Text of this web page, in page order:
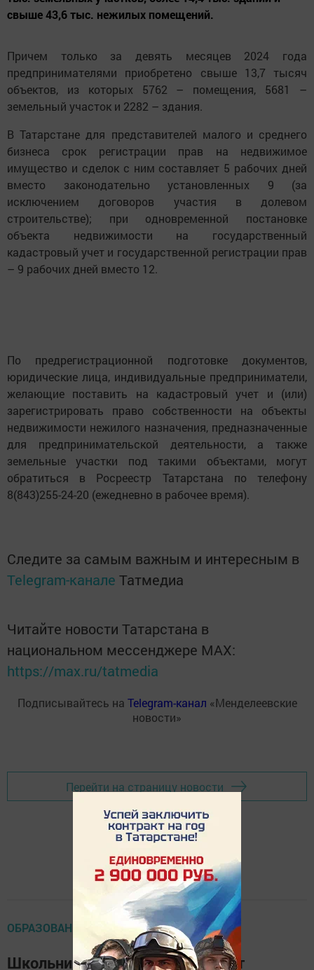
свыше 43,6 тыс. нежилых помещений.
Причем только за девять месяцев 2024 года
предпринимателями приобретено свыше 13,7 тысяч
объектов, из которых 5762 – помещения, 5681 –
земельный участок и 2282 – здания.
В Татарстане для представителей малого и среднего
бизнеса срок регистрации прав на недвижимое
имущество и сделок с ним составляет 5 рабочих дней
вместо законодательно установленных 9 (за
исключением договоров участия в долевом
строительстве); при одновременной постановке
объекта недвижимости на государственный
кадастровый учет и государственной регистрации прав
– 9 рабочих дней вместо 12.
По предрегистрационной подготовке документов,
юридические лица, индивидуальные предприниматели,
желающие поставить на кадастровый учет и (или)
зарегистрировать право собственности на объекты
недвижимости нежилого назначения, предназначенные
для предпринимательской деятельности, а также
земельные участки под такими объектами, могут
обратиться в Росреестр Татарстана по телефону
8(843)255-24-20 (ежедневно в рабочее время).
Следите за самым важным и интересным в
Telegram-канале Татмедиа
Читайте новости Татарстана в
национальном мессенджере MАХ:
https://max.ru/tatmedia
Подписывайтесь на Telegram-канал «Менделеевские
новости»
Перейти на страницу новости
ОБРАЗОВАНИЕ
Школьники Менделеевска могут